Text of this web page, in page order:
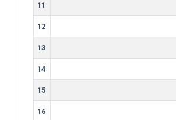
11
12
13
14
15
16